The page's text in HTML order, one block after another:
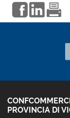
PROVINCIA DI